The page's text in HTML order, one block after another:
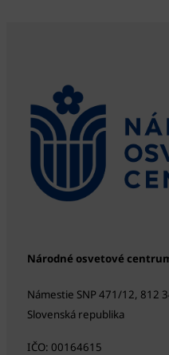
Národné osvetové
Námestie SNP 471/12, 812
Slovenská republika
IČO: 00164615